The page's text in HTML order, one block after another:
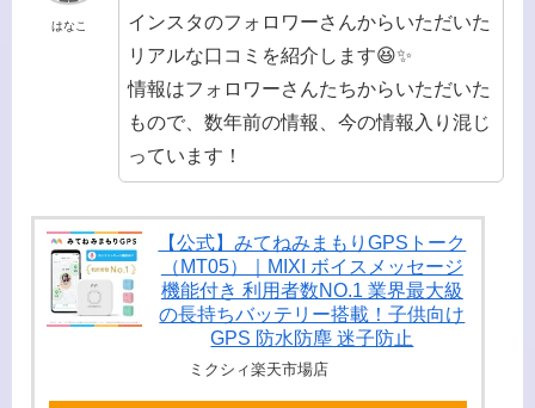
はなこ
インスタのフォロワーさんからいただいた
リアルな口コミを紹介します😆✨
情報はフォロワーさんたちからいただいた
もので、数年前の情報、今の情報入り混じ
っています！
【公式】みてねみまもりGPSトーク
（MT05）｜MIXI ボイスメッセージ
機能付き 利用者数NO.1 業界最大級
の長持ちバッテリー搭載！子供向け
GPS 防水防塵 迷子防止
ミクシィ楽天市場店